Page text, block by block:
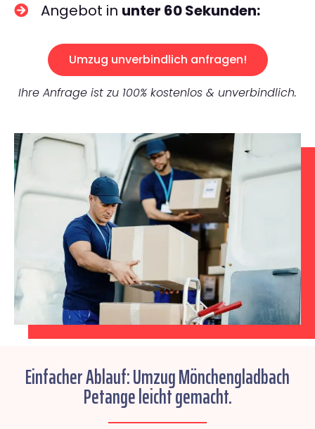
Angebot in unter 60 Sekunden:
Umzug unverbindlich anfragen!
Ihre Anfrage ist zu 100% kostenlos & unverbindlich.
Einfacher Ablauf: Umzug Mönchengladbach
Petange leicht gemacht.